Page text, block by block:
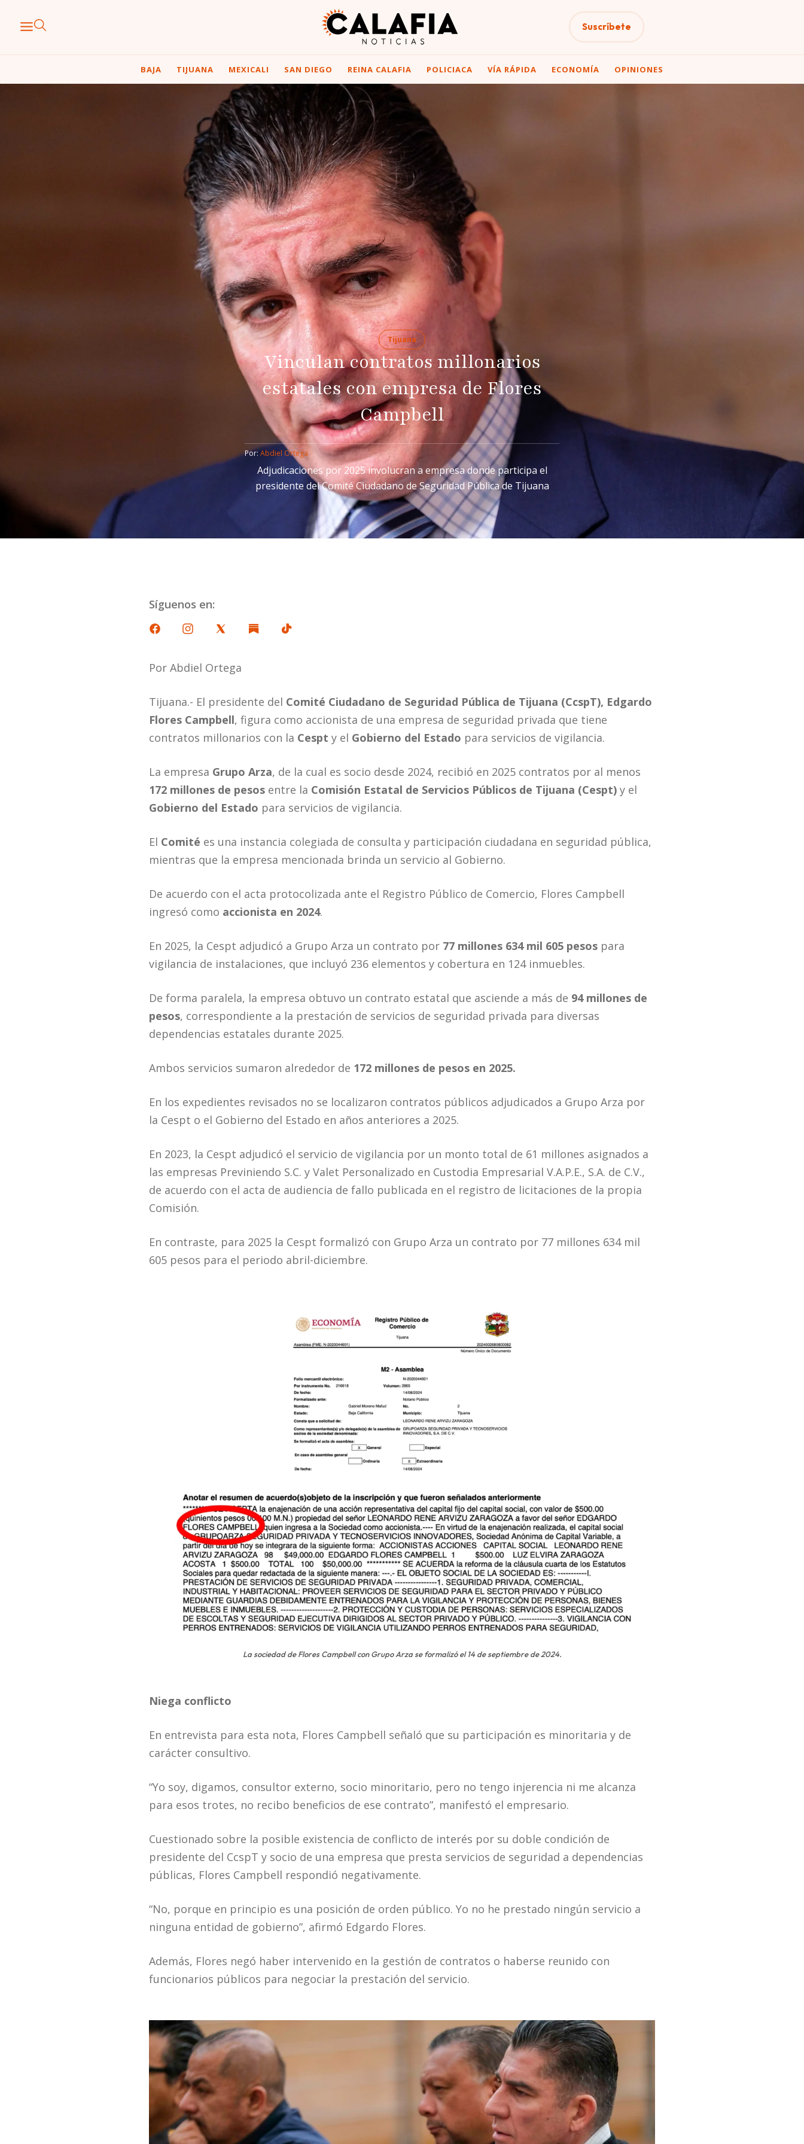
Suscríbete
BAJA TIJUANA MEXICALI SAN DIEGO REINA CALAFIA POLICIACA VÍA RÁPIDA ECONOMÍA OPINIONES
Tijuana
Vinculan contratos millonarios
estatales con empresa de Flores
Campbell
Por: Abdiel Ortega
Adjudicaciones por 2025 involucran a empresa donde participa el
presidente del Comité Ciudadano de Seguridad Pública de Tijuana
Síguenos en:
Por Abdiel Ortega
Tijuana.- El presidente del Comité Ciudadano de Seguridad Pública de Tijuana (CcspT), Edgardo
Flores Campbell, figura como accionista de una empresa de seguridad privada que tiene
contratos millonarios con la Cespt y el Gobierno del Estado para servicios de vigilancia.
La empresa Grupo Arza, de la cual es socio desde 2024, recibió en 2025 contratos por al menos
172 millones de pesos entre la Comisión Estatal de Servicios Públicos de Tijuana (Cespt) y el
Gobierno del Estado para servicios de vigilancia.
El Comité es una instancia colegiada de consulta y participación ciudadana en seguridad pública,
mientras que la empresa mencionada brinda un servicio al Gobierno.
De acuerdo con el acta protocolizada ante el Registro Público de Comercio, Flores Campbell
ingresó como accionista en 2024.
En 2025, la Cespt adjudicó a Grupo Arza un contrato por 77 millones 634 mil 605 pesos para
vigilancia de instalaciones, que incluyó 236 elementos y cobertura en 124 inmuebles.
De forma paralela, la empresa obtuvo un contrato estatal que asciende a más de 94 millones de
pesos, correspondiente a la prestación de servicios de seguridad privada para diversas
dependencias estatales durante 2025.
Ambos servicios sumaron alrededor de 172 millones de pesos en 2025.
En los expedientes revisados no se localizaron contratos públicos adjudicados a Grupo Arza por
la Cespt o el Gobierno del Estado en años anteriores a 2025.
En 2023, la Cespt adjudicó el servicio de vigilancia por un monto total de 61 millones asignados a
las empresas Previniendo S.C. y Valet Personalizado en Custodia Empresarial V.A.P.E., S.A. de C.V.,
de acuerdo con el acta de audiencia de fallo publicada en el registro de licitaciones de la propia
Comisión.
En contraste, para 2025 la Cespt formalizó con Grupo Arza un contrato por 77 millones 634 mil
605 pesos para el periodo abril-diciembre.
La sociedad de Flores Campbell con Grupo Arza se formalizó el 14 de septiembre de 2024.
Niega conflicto
En entrevista para esta nota, Flores Campbell señaló que su participación es minoritaria y de
carácter consultivo.
“Yo soy, digamos, consultor externo, socio minoritario, pero no tengo injerencia ni me alcanza
para esos trotes, no recibo beneficios de ese contrato”, manifestó el empresario.
Cuestionado sobre la posible existencia de conflicto de interés por su doble condición de
presidente del CcspT y socio de una empresa que presta servicios de seguridad a dependencias
públicas, Flores Campbell respondió negativamente.
“No, porque en principio es una posición de orden público. Yo no he prestado ningún servicio a
ninguna entidad de gobierno”, afirmó Edgardo Flores.
Además, Flores negó haber intervenido en la gestión de contratos o haberse reunido con
funcionarios públicos para negociar la prestación del servicio.